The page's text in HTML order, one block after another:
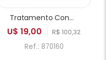
Tratamento Condicionador KUNDAL Honey & Macadamia Hydro Intensive Protein White Musk 500ml
U$ 19,00 R$ 100,32
Ref.: 870160